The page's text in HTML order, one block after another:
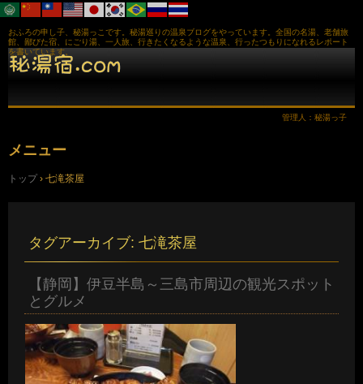
おふろの申し子、秘湯っこです。秘湯巡りの温泉ブログをやっています。全国の名湯、老舗旅
館、鄙びた宿、にごり湯、一人旅、行きたくなるような温泉、行ったつもりになれるレポート
を書いています。
管理人：秘湯っ子
メニュー
ン
トップ › 七滝茶屋
タグアーカイブ: 七滝茶屋
【静岡】伊豆半島～三島市周辺の観光スポット
とグルメ